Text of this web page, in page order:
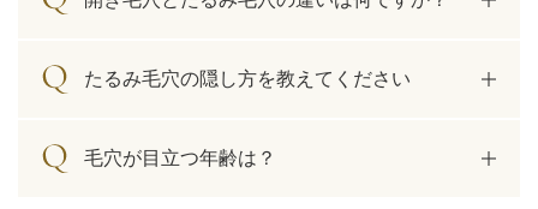
たるみ毛穴の隠し方を教えてください
毛穴が目立つ年齢は？